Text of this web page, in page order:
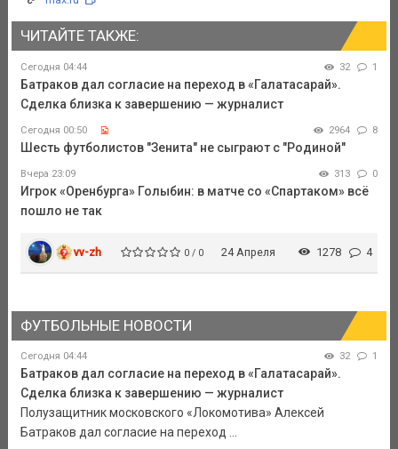
ЧИТАЙТЕ ТАКЖЕ:
Сегодня 04:44 32 1
Батраков дал согласие на переход в «Галатасарай».
Сделка близка к завершению — журналист
Сегодня 00:50 2964 8
Шесть футболистов "Зенита" не сыграют с "Родиной"
Вчера 23:09 313 0
Игрок «Оренбурга» Голыбин: в матче со «Спартаком» всё
пошло не так
vv-zh 0 / 0 24 Апреля 1278 4
ФУТБОЛЬНЫЕ НОВОСТИ
Сегодня 04:44 32 1
Батраков дал согласие на переход в «Галатасарай».
Сделка близка к завершению — журналист
Полузащитник московского «Локомотива» Алексей
Батраков дал согласие на переход ...